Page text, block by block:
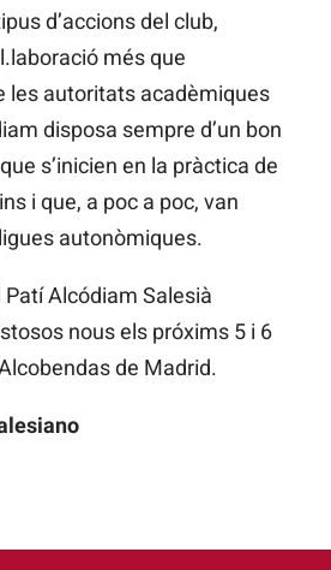
d’accions del club,
més que
les autoritats acadèmiques
disposa sempre d’un bon
s’inicien en la pràctica de
i que, a poc a poc, van
autonòmiques.
Alcódiam Salesià
nous els próxims 5 i 6
de Madrid.